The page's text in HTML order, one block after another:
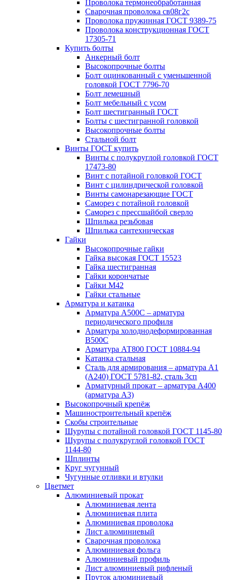
Проволока термонеобработанная
Сварочная проволока св08г2с
Проволока пружинная ГОСТ 9389-75
Проволока конструкционная ГОСТ
17305-71
Купить болты
Анкерный болт
Высокопрочные болты
Болт оцинкованный с уменьшенной
головкой ГОСТ 7796-70
Болт лемешный
Болт мебельный с усом
Болт шестигранный ГОСТ
Болты с шестигранной головкой
Высокопрочные болты
Стальной болт
Винты ГОСТ купить
Винты с полукруглой головкой ГОСТ
17473-80
Винт с потайной головкой ГОСТ
Винт с цилиндрической головкой
Винты самонарезающие ГОСТ
Саморез с потайной головкой
Саморез с прессшайбой сверло
Шпилька резьбовая
Шпилька сантехническая
Гайки
Высокопрочные гайки
Гайка высокая ГОСТ 15523
Гайка шестигранная
Гайки корончатые
Гайки М42
Гайки стальные
Арматура и катанка
Арматура А500С – арматура
периодического профиля
Арматура холоднодеформированная
В500С
Арматура АТ800 ГОСТ 10884-94
Катанка стальная
Сталь для армирования – арматура А1
(А240) ГОСТ 5781-82, сталь 3сп
Арматурный прокат – арматура А400
(арматура А3)
Высокопрочный крепёж
Машиностроительный крепёж
Скобы строительные
Шурупы с потайной головкой ГОСТ 1145-80
Шурупы с полукруглой головкой ГОСТ
1144-80
Шплинты
Круг чугунный
Чугунные отливки и втулки
Цветмет
Алюминиевый прокат
Алюминиевая лента
Алюминиевая плита
Алюминиевая проволока
Лист алюминиевый
Сварочная проволока
Алюминиевая фольга
Алюминиевый профиль
Лист алюминиевый рифленый
Пруток алюминиевый